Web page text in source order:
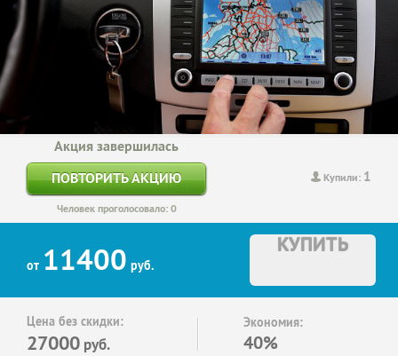
Купили: 1
Акция завершилась
ПОВТОРИТЬ АКЦИЮ
Человек проголосовало: 0
от 11400 руб.
КУПИТЬ
Цена без скидки:
27000 руб.
Экономия:
40%